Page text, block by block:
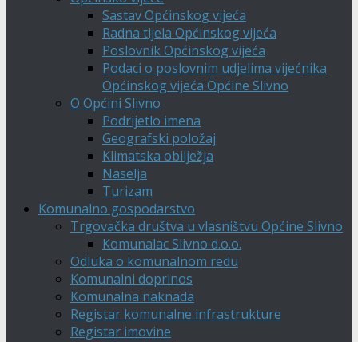
Sastav Općinskog vijeća
Radna tijela Općinskog vijeća
Poslovnik Općinskog vijeća
Podaci o poslovnim udjelima vijećnika
Općinskog vijeća Općine Slivno
O Općini Slivno
Podrijetlo imena
Geografski položaj
Klimatska obilježja
Naselja
Turizam
Komunalno gospodarstvo
Trgovačka društva u vlasništvu Općine Slivno
Komunalac Slivno d.o.o.
Odluka o komunalnom redu
Komunalni doprinos
Komunalna naknada
Registar komunalne infrastrukture
Registar imovine